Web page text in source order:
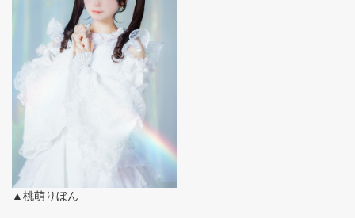
▲桃萌りぼん